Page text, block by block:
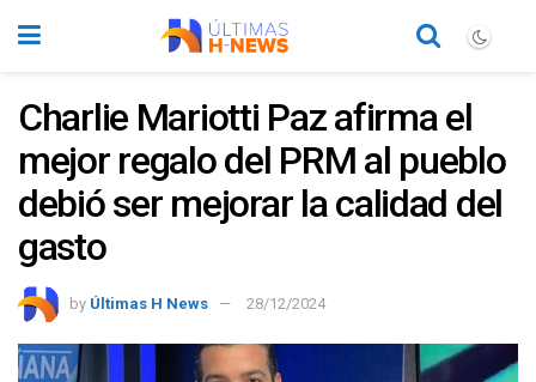
Charlie Mariotti Paz afirma el
mejor regalo del PRM al pueblo
debió ser mejorar la calidad del
gasto
by Últimas H News 28/12/2024